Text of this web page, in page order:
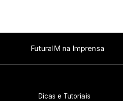
FuturaIM na Imprensa
Dicas e Tutoriais